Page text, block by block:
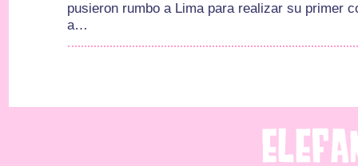
pusieron rumbo a Lima para realizar su primer
a…